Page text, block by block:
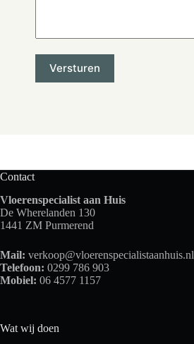
Contact
Vloerenspecialist aan Huis
De Wherelanden 130
1441 ZM Purmerend
Mail: verkoop@vloerenspecialistaanhuis.nl
Telefoon: 0299 786 903
Mobiel: 06 4577 1157
Wat wij doen